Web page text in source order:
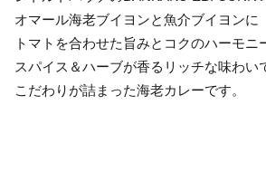
オマール海老ブイヨンと魚介ブイヨンに
トマトを合わせた旨みとコクのハーモニ
スパイス＆ハーブが香るリッチな味わい
こだわりが詰まった海老カレーです。